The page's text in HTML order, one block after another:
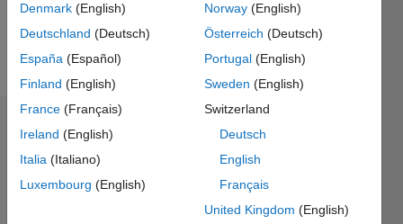
Follow
대시보드
통계
Denmark (English)
Deutschland (Deutsch)
España (Español)
Finland (English)
France (Français)
Ireland (English)
Italia (Italiano)
Luxembourg (English)
Norway(English)
Österreich (Deutsch)
Portugal(English)
Sweden (English)
Switzerland
Deutsch
English
Français
United Kingdom (English)